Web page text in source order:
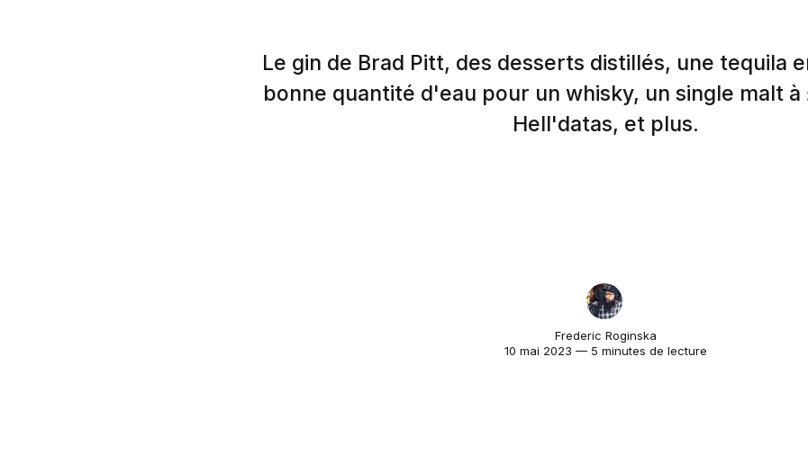
Le gin de Brad Pitt, des desserts distillés, une tequila
bonne quantité d'eau pour un whisky, un single malt à
Hell'datas, et plus.
Frederic Roginska
10 mai 2023 — 5 minutes de lecture